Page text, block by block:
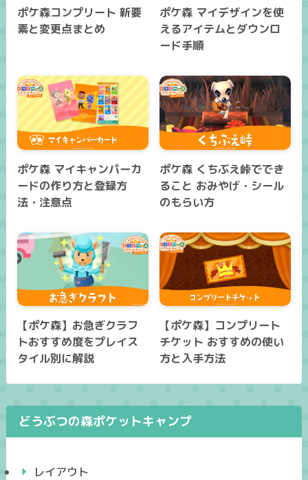
ポケ森コンプリート 新要
素と変更点まとめ
ポケ森 マイデザインを使
えるアイテムとダウンロ
ード手順
ポケ森 マイキャンパーカ
ードの作り方と登録方
法・注意点
ポケ森 くちぶえ峠ででき
ること おみやげ・シール
のもらい方
【ポケ森】お急ぎクラフ
トおすすめ度をプレイス
タイル別に解説
【ポケ森】コンプリート
チケット おすすめの使い
方と入手方法
どうぶつの森ポケットキャンプ
レイアウト